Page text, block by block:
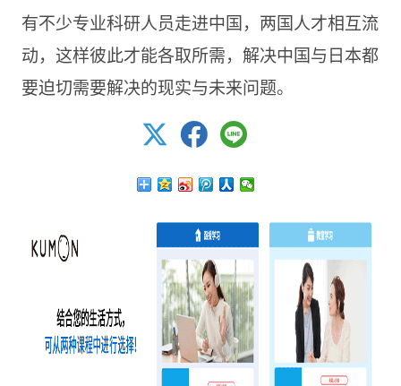
有不少专业科研人员走进中国，两国人才相互流
动，这样彼此才能各取所需，解决中国与日本都
要迫切需要解决的现实与未来问题。